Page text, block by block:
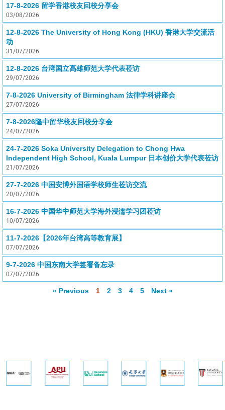
17-8-2026 留学香港校友回校分享会
03/08/2026
12-8-2026 The University of Hong Kong (HKU) 香港大学交流活
动
31/07/2026
12-8-2026 台湾国立高雄师范大学代表莅访
29/07/2026
7-8-2026 University of Birmingham 法律学科讲座会
27/07/2026
7-8-2026隆中留华校友回校分享会
24/07/2026
24-7-2026 Soka University Delegation to Chong Hwa
Independent High School, Kuala Lumpur 日本创价大学代表莅访
21/07/2026
27-7-2026 中国安博外国语学校师生莅访交流
20/07/2026
16-7-2026 中国华中师范大学海外浸濡学习团莅访
10/07/2026
11-7-2026【2026年台湾高等教育展】
07/07/2026
9-7-2026 中国东南大学签署备忘录
07/07/2026
« Previous 1 2 3 4 5 Next »